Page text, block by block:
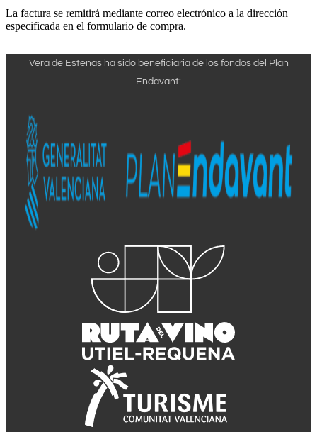
La factura se remitirá mediante correo electrónico a la dirección
especificada en el formulario de compra.
Vera de Estenas ha sido beneficiaria de los fondos del Plan
Endavant: